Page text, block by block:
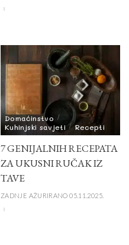
Domaćinstvo
Kuhinjski savjeti
Recepti
7 GENIJALNIH RECEPATA
ZA UKUSNI RUČAK IZ
TAVE
ZADNJE AŽURIRANO 05.11.2025.